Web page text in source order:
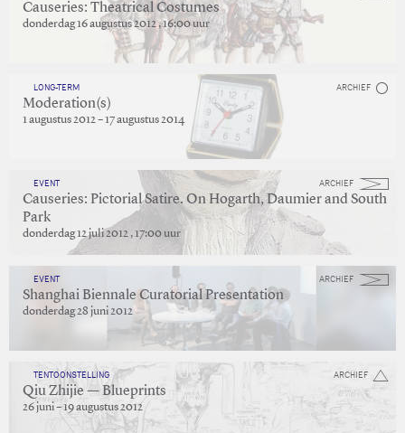
Causeries: Theatrical Costumes
donderdag 16 augustus 2012 , 16:00 uur
ARCHIEF
LONG-TERM
Moderation(s)
1 augustus 2012 – 17 augustus 2014
ARCHIEF
EVENT
Causeries: Pictorial Satire. On Hogarth, Daumier and South
Park
donderdag 12 juli 2012 , 17:00 uur
ARCHIEF
EVENT
Shanghai Biennale Curatorial Presentation
donderdag 28 juni 2012
ARCHIEF
TENTOONSTELLING
Qiu Zhijie — Blueprints
26 juni – 19 augustus 2012